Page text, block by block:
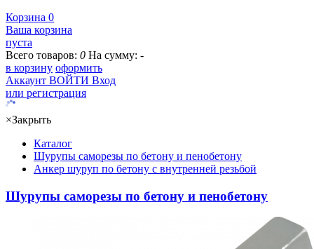
Корзина 0
Ваша корзина
пуста
Всего товаров: 0 На сумму: -
в корзину оформить
Аккаунт ВОЙТИ Вход
или регистрация
×Закрыть
Каталог
Шурупы саморезы по бетону и пенобетону
Анкер шуруп по бетону с внутренней резьбой
Шурупы саморезы по бетону и пенобетону